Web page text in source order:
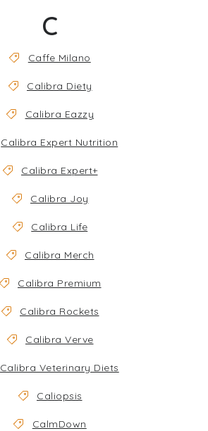
C
Caffe Milano
Calibra Diety
Calibra Eazzy
Calibra Expert Nutrition
Calibra Expert+
Calibra Joy
Calibra Life
Calibra Merch
Calibra Premium
Calibra Rockets
Calibra Verve
Calibra Veterinary Diets
Caliopsis
CalmDown